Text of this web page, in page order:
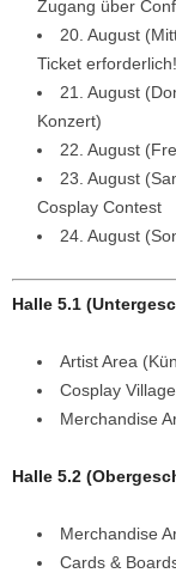
Zugang über
20. August
Ticket
21. August
Konzert)
22. August
23. August
Cosplay Contest
24. August
Halle 5.1
Artist Area
Cosplay
Merchandise
Halle 5.2
Merchandise
Cards &